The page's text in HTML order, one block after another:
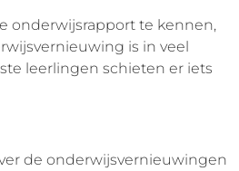
onderwijsrapport te kennen,
is in veel
leerlingen schieten er iets
de onderwijsvernieuwingen